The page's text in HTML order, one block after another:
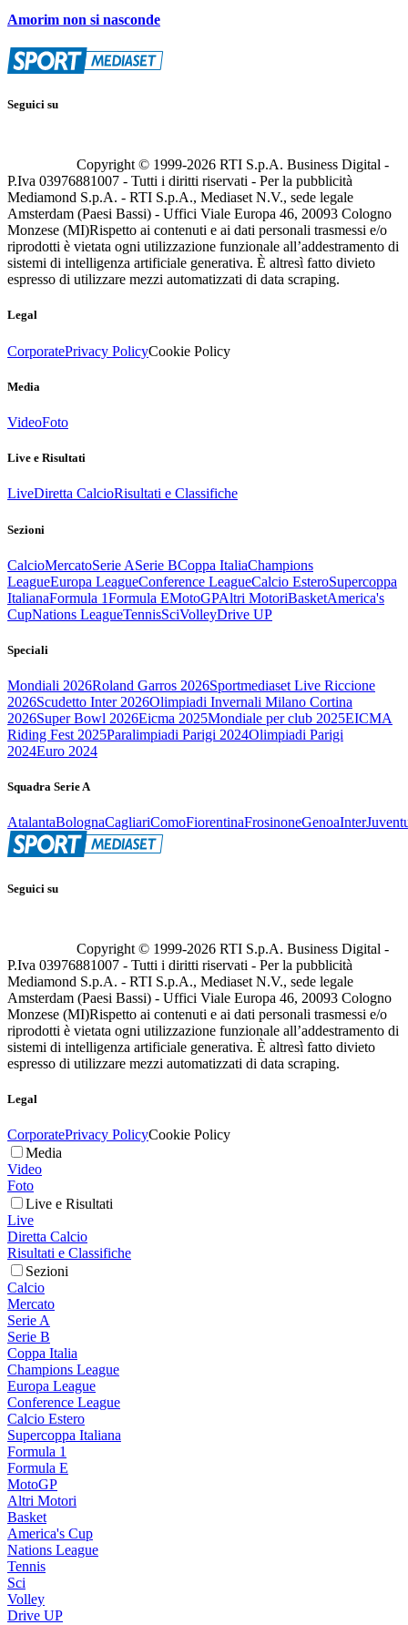
Amorim non si nasconde
Seguici su
Copyright © 1999-2026 RTI S.p.A. Business Digital -
P.Iva 03976881007 - Tutti i diritti riservati - Per la pubblicità
Mediamond S.p.A. - RTI S.p.A., Mediaset N.V., sede legale
Amsterdam (Paesi Bassi) - Uffici Viale Europa 46, 20093 Cologno
Monzese (MI)Rispetto ai contenuti e ai dati personali trasmessi e/o
riprodotti è vietata ogni utilizzazione funzionale all’addestramento di
sistemi di intelligenza artificiale generativa. È altresì fatto divieto
espresso di utilizzare mezzi automatizzati di data scraping.
Legal
CorporatePrivacy PolicyCookie Policy
Media
VideoFoto
Live e Risultati
LiveDiretta CalcioRisultati e Classifiche
Sezioni
CalcioMercatoSerie ASerie BCoppa ItaliaChampions
LeagueEuropa LeagueConference LeagueCalcio EsteroSupercoppa
ItalianaFormula 1Formula EMotoGPAltri MotoriBasketAmerica's
CupNations LeagueTennisSciVolleyDrive UP
Speciali
Mondiali 2026Roland Garros 2026Sportmediaset Live Riccione
2026Scudetto Inter 2026Olimpiadi Invernali Milano Cortina
2026Super Bowl 2026Eicma 2025Mondiale per club 2025EICMA
Riding Fest 2025Paralimpiadi Parigi 2024Olimpiadi Parigi
2024Euro 2024
Squadra Serie A
AtalantaBolognaCagliariComoFiorentinaFrosinoneGenoaInter
Seguici su
Copyright © 1999-2026 RTI S.p.A. Business Digital -
P.Iva 03976881007 - Tutti i diritti riservati - Per la pubblicità
Mediamond S.p.A. - RTI S.p.A., Mediaset N.V., sede legale
Amsterdam (Paesi Bassi) - Uffici Viale Europa 46, 20093 Cologno
Monzese (MI)Rispetto ai contenuti e ai dati personali trasmessi e/o
riprodotti è vietata ogni utilizzazione funzionale all’addestramento di
sistemi di intelligenza artificiale generativa. È altresì fatto divieto
espresso di utilizzare mezzi automatizzati di data scraping.
Legal
CorporatePrivacy PolicyCookie Policy
Media
Video
Foto
Live e Risultati
Live
Diretta Calcio
Risultati e Classifiche
Sezioni
Calcio
Mercato
Serie A
Serie B
Coppa Italia
Champions League
Europa League
Conference League
Calcio Estero
Supercoppa Italiana
Formula 1
Formula E
MotoGP
Altri Motori
Basket
America's Cup
Nations League
Tennis
Sci
Volley
Drive UP